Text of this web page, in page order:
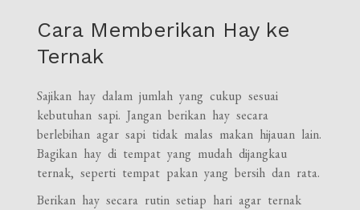
Cara Memberikan Hay ke
Ternak
Sajikan hay dalam jumlah yang cukup sesuai
kebutuhan sapi. Jangan berikan hay secara
berlebihan agar sapi tidak malas makan hijauan lain.
Bagikan hay di tempat yang mudah dijangkau
ternak, seperti tempat pakan yang bersih dan rata.
Berikan hay secara rutin setiap hari agar ternak